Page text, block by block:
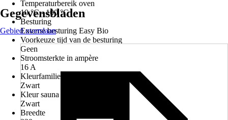
Temperaturbereik oven
10 °C - 100 °C
Besturing
Externe besturing Easy Bio
Voorkeuze tijd van de besturing
Geen
Stroomsterkte in ampère
16 A
Kleurfamilie
Zwart
Kleur sauna
Zwart
Breedte
Gegevensbladen
Gebied overslaan